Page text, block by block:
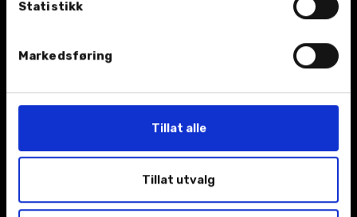
Statistikk
Markedsføring
Tillat alle
Tillat utvalg
Verksted